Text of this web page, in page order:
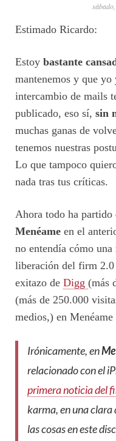
Estimado Ricardo:
Estoy bastante
mantenemos y que yo
intercambio de mails
publicado, eso sí, sin
muchas ganas de
tenemos nuestras
Lo que tampoco
nada tras tus críticas.
Ahora todo ha partido
Menéame en el
no entendía cómo una
liberación del firm 2.0
exitazo de Digg (más
(más de 250.000
medios,) en
Irónicamente, en
relacionado con el
primera noticia del
karma, en una
las cosas en este